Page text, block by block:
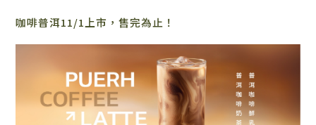
咖啡普洱11/1上市，售完為止！